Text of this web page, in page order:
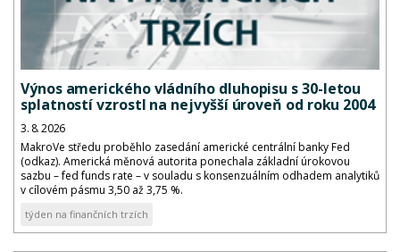
Výnos amerického vládního dluhopisu s 30-letou
splatností vzrostl na nejvyšší úroveň od roku 2004
3. 8. 2026
MakroVe středu proběhlo zasedání americké centrální banky Fed
(odkaz). Americká měnová autorita ponechala základní úrokovou
sazbu – fed funds rate – v souladu s konsenzuálním odhadem analytiků
v cílovém pásmu 3,50 až 3,75 %.
týden na finančních trzích